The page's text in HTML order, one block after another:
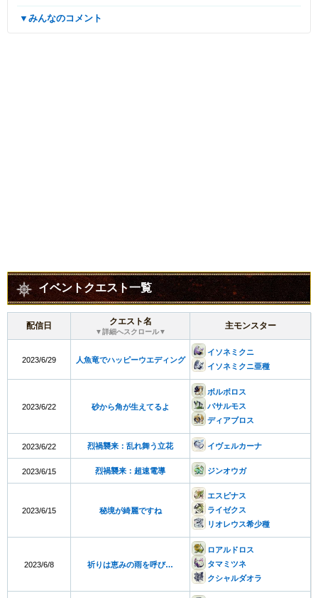
▼みんなのコメント
イベントクエスト一覧
配信日 クエスト名
▼詳細へスクロール▼
主モンスター
2023/6/29 人魚竜でハッピーウエディング
イソネミクニ
イソネミクニ亜種
2023/6/22 砂から角が生えてるよ
ボルボロス
バサルモス
ディアブロス
2023/6/22 烈禍襲来：乱れ舞う立花 イヴェルカーナ
2023/6/15 烈禍襲来：超速電導 ジンオウガ
2023/6/15 秘境が綺麗ですね
エスピナス
ライゼクス
リオレウス希少種
2023/6/8 祈りは恵みの雨を呼び…
ロアルドロス
タマミツネ
クシャルダオラ